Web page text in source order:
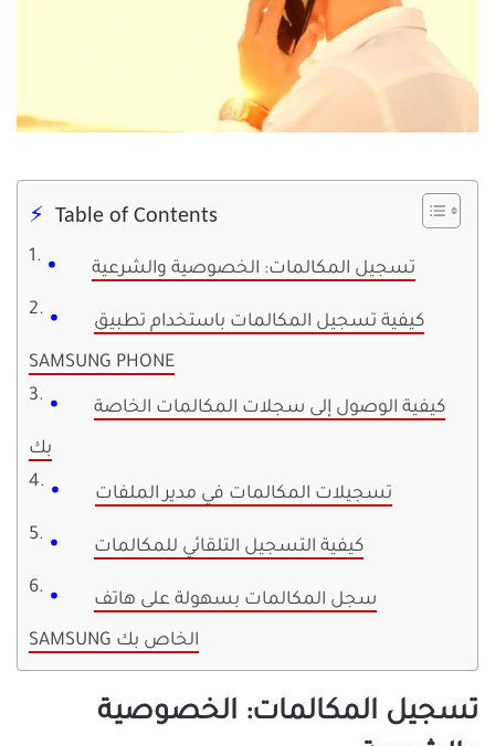
Table of Contents
تسجيل المكالمات: الخصوصية والشرعية
كيفية تسجيل المكالمات باستخدام تطبيق
SAMSUNG PHONE
كيفية الوصول إلى سجلات المكالمات الخاصة
بك
تسجيلات المكالمات في مدير الملفات
كيفية التسجيل التلقائي للمكالمات
سجل المكالمات بسهولة على هاتف
SAMSUNG الخاص بك
تسجيل المكالمات: الخصوصية